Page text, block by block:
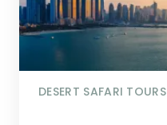
DESERT SAFARI TOURS